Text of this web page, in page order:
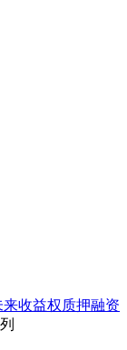
收益权质押融资